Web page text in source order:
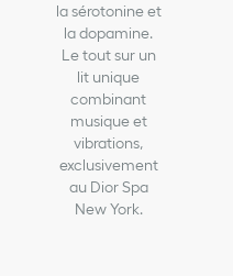
la sérotonine et
la dopamine.
Le tout sur un
lit unique
combinant
musique et
vibrations,
exclusivement
au Dior Spa
New York.